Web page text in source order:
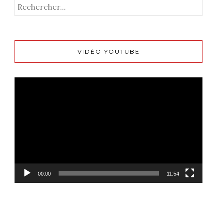
VIDÉO YOUTUBE
00:00 11:54